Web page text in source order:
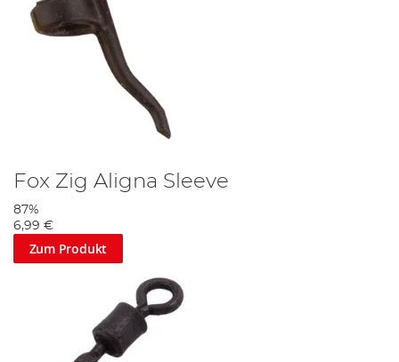
Fox Zig Aligna Sleeve
87%
6,99 €
Zum Produkt